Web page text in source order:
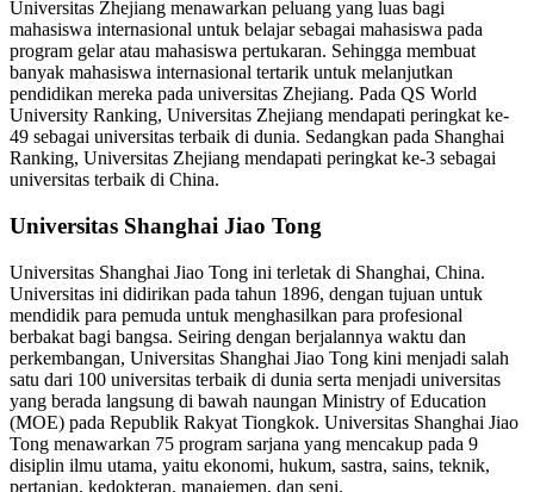
Universitas Zhejiang menawarkan peluang yang luas bagi
mahasiswa internasional untuk belajar sebagai mahasiswa pada
program gelar atau mahasiswa pertukaran. Sehingga membuat
banyak mahasiswa internasional tertarik untuk melanjutkan
pendidikan mereka pada universitas Zhejiang. Pada QS World
University Ranking, Universitas Zhejiang mendapati peringkat ke-
49 sebagai universitas terbaik di dunia. Sedangkan pada Shanghai
Ranking, Universitas Zhejiang mendapati peringkat ke-3 sebagai
universitas terbaik di China.
Universitas Shanghai Jiao Tong
Universitas Shanghai Jiao Tong ini terletak di Shanghai, China.
Universitas ini didirikan pada tahun 1896, dengan tujuan untuk
mendidik para pemuda untuk menghasilkan para profesional
berbakat bagi bangsa. Seiring dengan berjalannya waktu dan
perkembangan, Universitas Shanghai Jiao Tong kini menjadi salah
satu dari 100 universitas terbaik di dunia serta menjadi universitas
yang berada langsung di bawah naungan Ministry of Education
(MOE) pada Republik Rakyat Tiongkok. Universitas Shanghai Jiao
Tong menawarkan 75 program sarjana yang mencakup pada 9
disiplin ilmu utama, yaitu ekonomi, hukum, sastra, sains, teknik,
pertanian, kedokteran, manajemen, dan seni.